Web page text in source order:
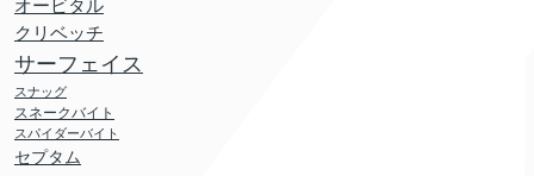
オービタル
クリベッチ
サーフェイス
スナッグ
スネークバイト
スパイダーバイト
セプタム